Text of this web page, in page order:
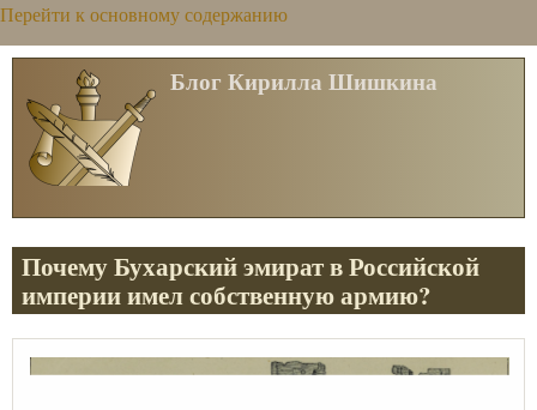
Перейти к основному содержанию
Блог Кирилла Шишкина
Почему Бухарский эмират в Российской
империи имел собственную армию?